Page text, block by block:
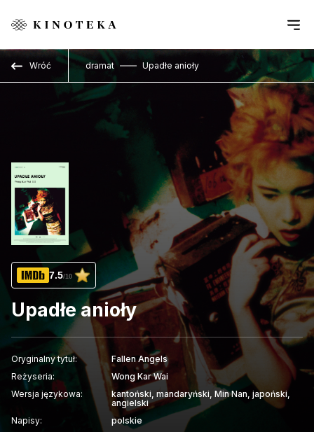
Wróć dramat Upadłe anioły
7.5/10
Upadłe anioły
Oryginalny tytuł:
Fallen Angels
Reżyseria:
Wong Kar Wai
Wersja językowa:
kantoński, mandaryński, Min Nan, japoński,
angielski
Napisy:
polskie